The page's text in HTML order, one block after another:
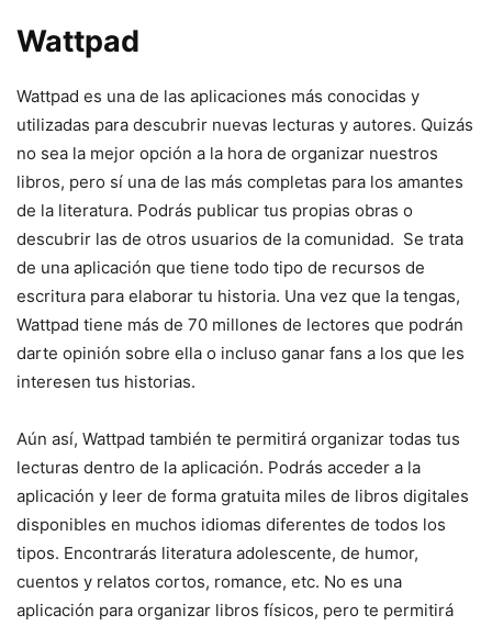
Wattpad
Wattpad es una de las aplicaciones más conocidas y
utilizadas para descubrir nuevas lecturas y autores. Quizás
no sea la mejor opción a la hora de organizar nuestros
libros, pero sí una de las más completas para los amantes
de la literatura. Podrás publicar tus propias obras o
descubrir las de otros usuarios de la comunidad. Se trata
de una aplicación que tiene todo tipo de recursos de
escritura para elaborar tu historia. Una vez que la tengas,
Wattpad tiene más de 70 millones de lectores que podrán
darte opinión sobre ella o incluso ganar fans a los que les
interesen tus historias.
Aún así, Wattpad también te permitirá organizar todas tus
lecturas dentro de la aplicación. Podrás acceder a la
aplicación y leer de forma gratuita miles de libros digitales
disponibles en muchos idiomas diferentes de todos los
tipos. Encontrarás literatura adolescente, de humor,
cuentos y relatos cortos, romance, etc. No es una
aplicación para organizar libros físicos, pero te permitirá